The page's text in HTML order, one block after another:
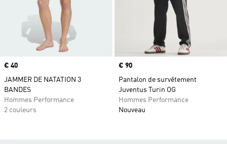
Prix
€ 40
JAMMER DE NATATION 3
BANDES
Hommes Performance
2 couleurs
Prix
€ 90
Pantalon de survêtement
Juventus Turin OG
Hommes Performance
Nouveau